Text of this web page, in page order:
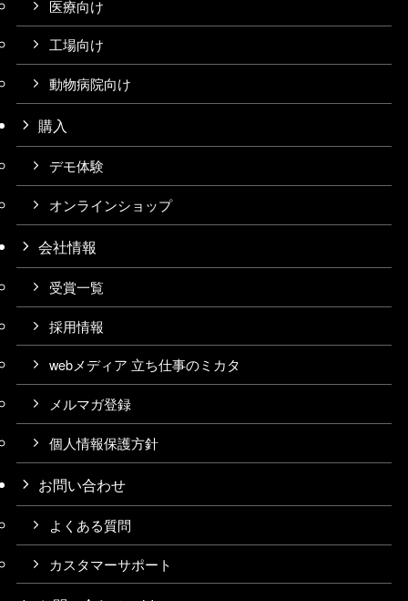
医療向け
工場向け
動物病院向け
購入
デモ体験
オンラインショップ
会社情報
受賞一覧
採用情報
webメディア 立ち仕事のミカタ
メルマガ登録
個人情報保護方針
お問い合わせ
よくある質問
カスタマーサポート